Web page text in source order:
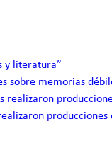
y literatura”
sobre memorias
realizaron